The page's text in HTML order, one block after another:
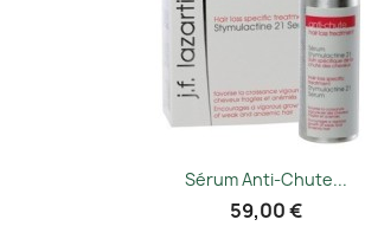
Sérum Anti-Chute...
59,00 €